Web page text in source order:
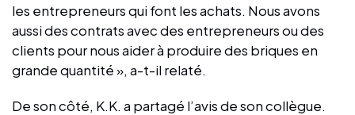
les entrepreneurs qui font les achats. Nous avons
aussi des contrats avec des entrepreneurs ou des
clients pour nous aider à produire des briques en
grande quantité », a-t-il relaté.
De son côté, K.K. a partagé l’avis de son collègue.